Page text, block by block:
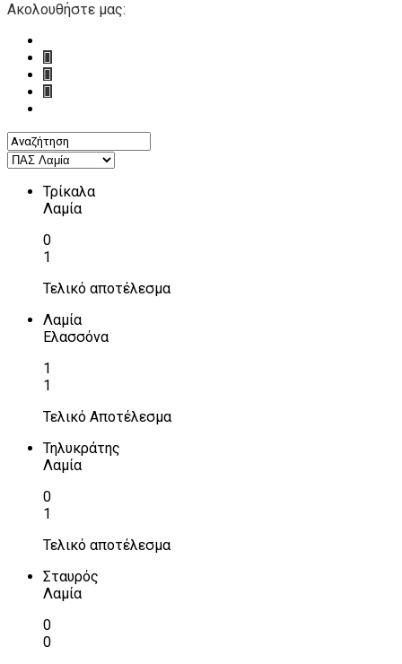
Ακολουθήστε μας:
Τρίκαλα
Λαμία
0
1
Τελικό αποτέλεσμα
Λαμία
Ελασσόνα
1
1
Τελικό Αποτέλεσμα
Τηλυκράτης
Λαμία
0
1
Τελικό αποτέλεσμα
Σταυρός
Λαμία
0
0